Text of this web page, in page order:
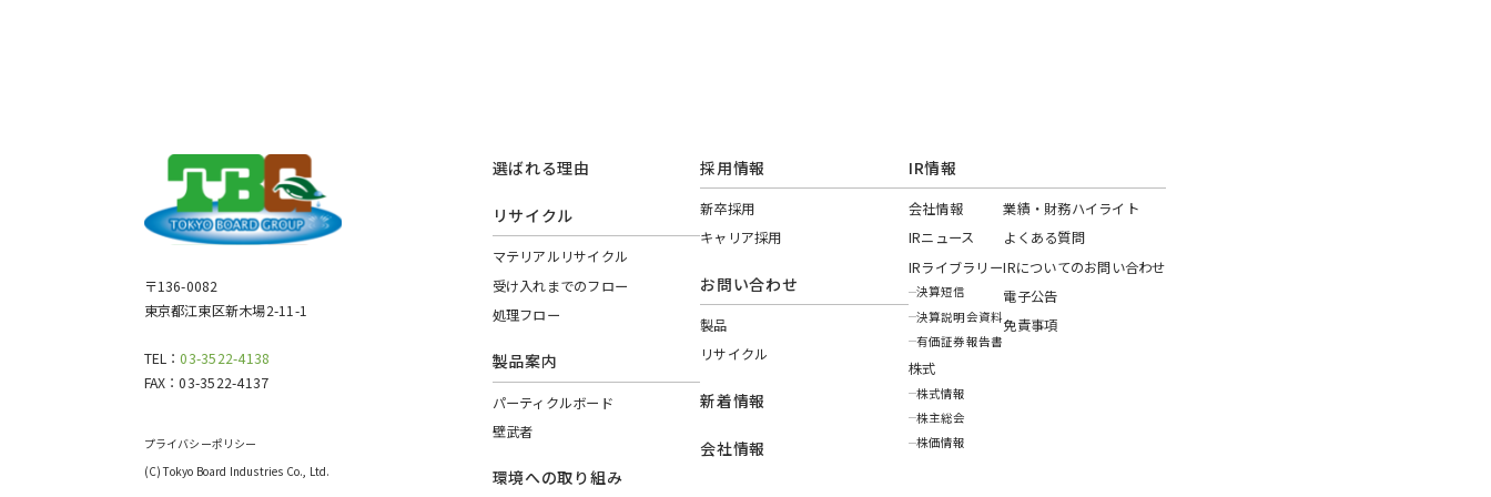
〒136-0082
東京都江東区新木場2-11-1
TEL：03-3522-4138
FAX：03-3522-4137
プライバシーポリシー
(C) Tokyo Board Industries Co., Ltd.
選ばれる理由
リサイクル
マテリアルリサイクル
受け入れまでのフロー
処理フロー
製品案内
パーティクルボード
壁武者
環境への取り組み
採用情報
新卒採用
キャリア採用
お問い合わせ
製品
リサイクル
新着情報
会社情報
IR情報
会社情報
IRニュース
IRライブラリー
決算短信
決算説明会資料
有価証券報告書
株式
株式情報
株主総会
株価情報
業績・財務ハイライト
よくある質問
IRについてのお問い合わせ
電子公告
免責事項